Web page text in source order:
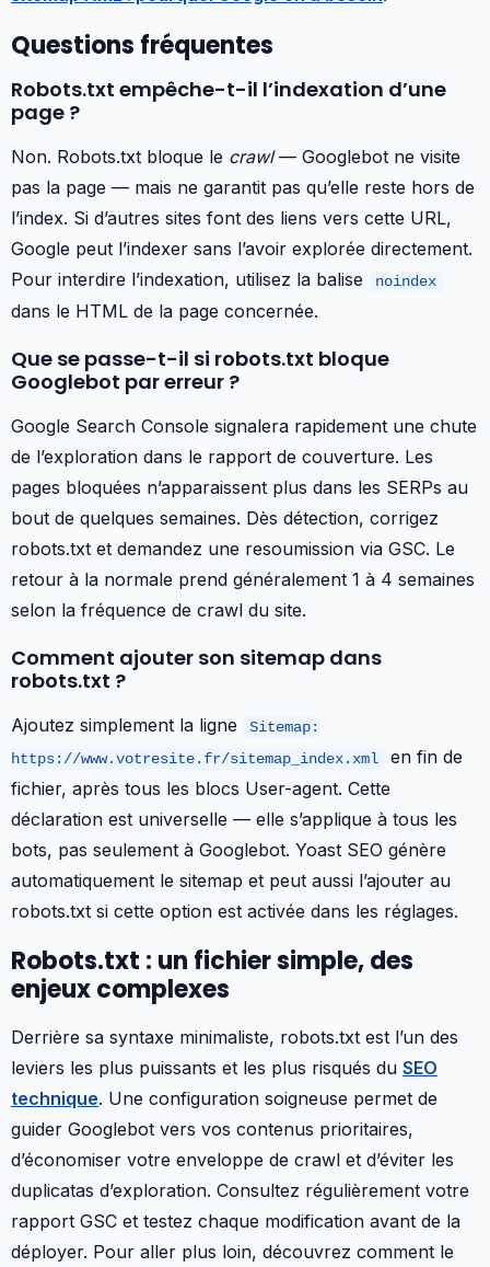
Questions fréquentes
Robots.txt empêche-t-il l’indexation d’une
page ?
Non. Robots.txt bloque le crawl— Googlebot ne visite
pas la page — mais ne garantit pas qu’elle reste hors de
l’index. Si d’autres sites font des liens vers cette URL,
Google peut l’indexer sans l’avoir explorée directement.
Pour interdire l’indexation, utilisez la balise
noindex
dans le HTML de la page concernée.
Que se passe-t-il si robots.txt bloque
Googlebot par erreur ?
Google Search Console signalera rapidement une chute
de l’exploration dans le rapport de couverture. Les
pages bloquées n’apparaissent plus dans les SERPs au
bout de quelques semaines. Dès détection, corrigez
robots.txt et demandez une resoumission via GSC. Le
retour à la normale prend généralement 1 à 4 semaines
selon la fréquence de crawl du site.
Comment ajouter son sitemap dans
robots.txt ?
Ajoutez simplement la ligne
Sitemap:
https://www.votresite.fr/sitemap_index.xml
en fin de
fichier, après tous les blocs User-agent. Cette
déclaration est universelle — elle s’applique à tous les
bots, pas seulement à Googlebot. Yoast SEO génère
automatiquement le sitemap et peut aussi l’ajouter au
robots.txt si cette option est activée dans les réglages.
Robots.txt : un fichier simple, des
enjeux complexes
Derrière sa syntaxe minimaliste, robots.txt est l’un des
leviers les plus puissants et les plus risqués du SEO
technique. Une configuration soigneuse permet de
guider Googlebot vers vos contenus prioritaires,
d’économiser votre enveloppe de crawl et d’éviter les
duplicatas d’exploration. Consultez régulièrement votre
rapport GSC et testez chaque modification avant de la
déployer. Pour aller plus loin, découvrez comment le